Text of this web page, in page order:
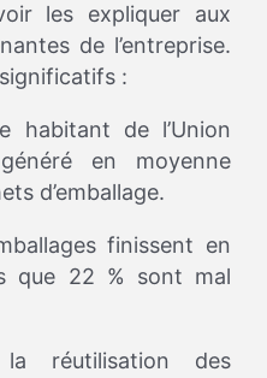
les expliquer aux
de l’entreprise.
:
habitant de l’Union
en moyenne
d’emballage.
finissent en
que 22 % sont mal
la réutilisation des